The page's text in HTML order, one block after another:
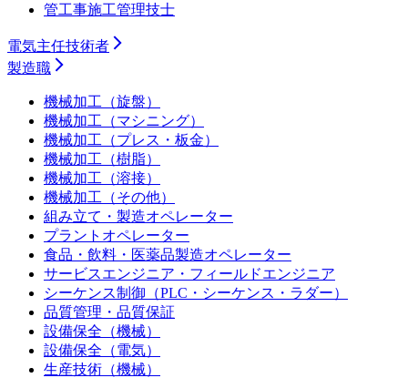
管工事施工管理技士
電気主任技術者
製造職
機械加工（旋盤）
機械加工（マシニング）
機械加工（プレス・板金）
機械加工（樹脂）
機械加工（溶接）
機械加工（その他）
組み立て・製造オペレーター
プラントオペレーター
食品・飲料・医薬品製造オペレーター
サービスエンジニア・フィールドエンジニア
シーケンス制御（PLC・シーケンス・ラダー）
品質管理・品質保証
設備保全（機械）
設備保全（電気）
生産技術（機械）